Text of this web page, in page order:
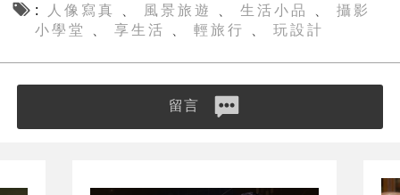
人像寫真 風景旅遊 生活小品
攝影
小學堂
、享生活 輕旅行 玩設計
留言